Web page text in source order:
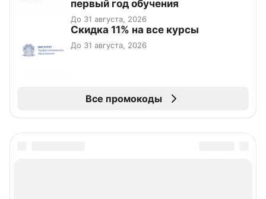
первый год обучения
До 31 августа, 2026
Скидка 11% на все курсы
До 31 августа, 2026
Все промокоды